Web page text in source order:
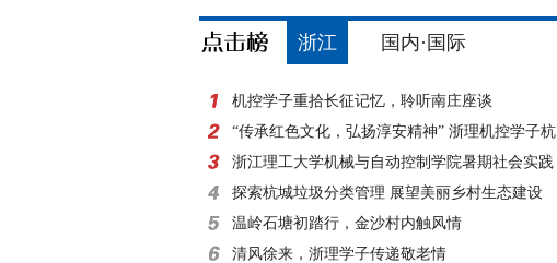
浙江 国内·国际
机控学子重拾长征记忆，聆听南庄座谈
“传承红色文化，弘扬淳安精神” 浙理机控学子杭
州红色文化探寻
浙江理工大学机械与自动控制学院暑期社会实践
团|千家万户齐宣传
探索杭城垃圾分类管理 展望美丽乡村生态建设
温岭石塘初踏行，金沙村内触风情
清风徐来，浙理学子传递敬老情